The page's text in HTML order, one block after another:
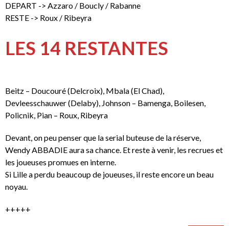
DEPART -> Azzaro / Boucly / Rabanne
RESTE -> Roux / Ribeyra
LES 14 RESTANTES
Beitz – Doucouré (Delcroix), Mbala (El Chad),
Devleesschauwer (Delaby), Johnson – Bamenga, Boilesen,
Policnik, Pian – Roux, Ribeyra
Devant, on peu penser que la serial buteuse de la réserve,
Wendy ABBADIE aura sa chance. Et reste à venir, les recrues et
les joueuses promues en interne.
Si Lille a perdu beaucoup de joueuses, il reste encore un beau
noyau.
+++++